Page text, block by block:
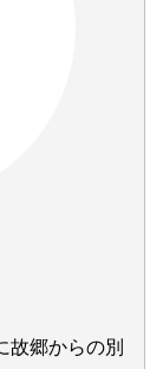
故郷からの別